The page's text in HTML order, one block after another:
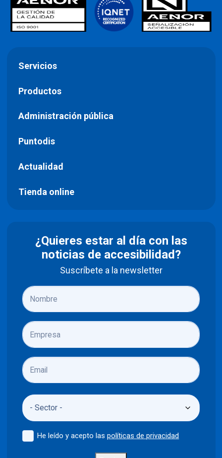
Servicios
Productos
Administración pública
Puntodis
Actualidad
Tienda online
¿Quieres estar al día con las
noticias de accesibilidad?
Suscríbete a la newsletter
He leído y acepto laspolíticas de privacidad